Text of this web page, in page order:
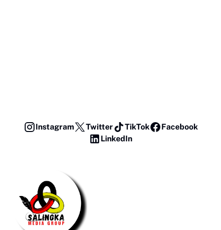
Instagram Twitter TikTok
Facebook
LinkedIn